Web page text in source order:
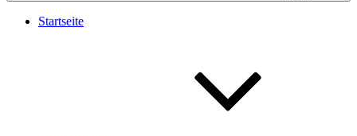
Startseite